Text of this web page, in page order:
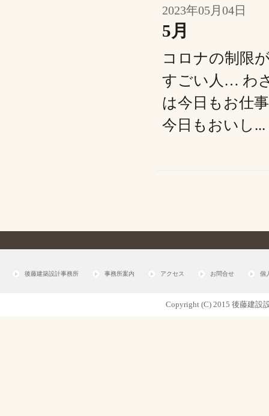
2023年05月04日
5月
コロナの制限
すごい人… わ
は今日もお仕
今日もおいし...
後藤建築設計事務所 事務所案内 アクセス お問合せ 個
Copyright (C) 2015 後藤建設